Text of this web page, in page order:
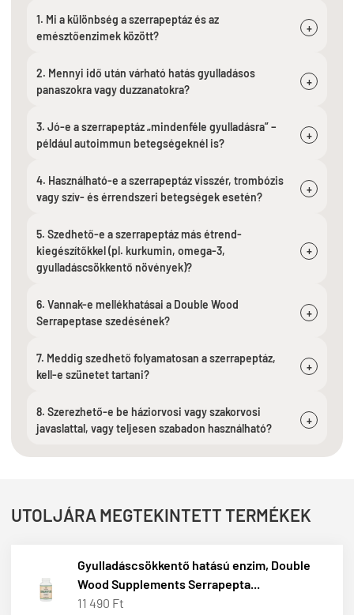
1. Mi a különbség a szerrapeptáz és az
emésztőenzimek között?
+
2. Mennyi idő után várható hatás gyulladásos
panaszokra vagy duzzanatokra?
+
3. Jó-e a szerrapeptáz „mindenféle gyulladásra” –
például autoimmun betegségeknél is?
+
4. Használható-e a szerrapeptáz visszér, trombózis
vagy szív- és érrendszeri betegségek esetén?
+
5. Szedhető-e a szerrapeptáz más étrend-
kiegészítőkkel (pl. kurkumin, omega-3,
gyulladáscsökkentő növények)?
+
6. Vannak-e mellékhatásai a Double Wood
Serrapeptase szedésének?
+
7. Meddig szedhető folyamatosan a szerrapeptáz,
kell-e szünetet tartani?
+
8. Szerezhető-e be háziorvosi vagy szakorvosi
javaslattal, vagy teljesen szabadon használható?
+
UTOLJÁRA MEGTEKINTETT TERMÉKEK
Gyulladáscsökkentő hatású enzim, Double
Wood Supplements Serrapepta...
11 490 Ft